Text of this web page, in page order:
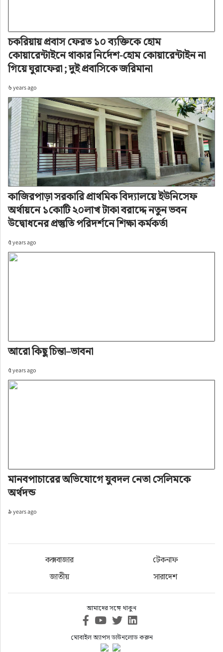
চকরিয়ায় প্রবাস ফেরত ১০ ব্যক্তিকে হোম
কোয়ারেন্টাইনে থাকার নির্দেশ-হোম কোয়ারেন্টাইন না
গিয়ে ঘুরাফেরা ; দুই প্রবাসিকে জরিমানা
৬ years ago
কাজিরপাড়া সরকারি প্রাথমিক বিদ্যালয়ে ইউনিসেফ
অর্থায়নে ১কোটি ২০লাখ টাকা বরাদ্দে নতুন ভবন
উদ্বোধনের প্রস্তুতি পরিদর্শনে শিক্ষা কর্মকর্তা
৫ years ago
আরো কিছু চিন্তা–ভাবনা
৫ years ago
মানবপাচারের অভিযোগে যুবদল নেতা সেলিমকে
অর্থদন্ড
৯ years ago
কক্সবাজার
টেকনাফ
জাতীয়
সারাদেশ
আমাদের সঙ্গে থাকুন
মোবাইল অ্যাপস ডাউনলোড করুন